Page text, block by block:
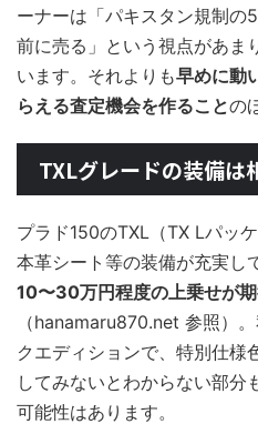
ーナーは「パキスタン規制の
前に売る」という視点があま
います。それよりも早めに動
らえる査定機会を作ることの
TXLグレードの装備は
プラド150のTXL（TX Lパッ
本革シート等の装備が充実し
10〜30万円程度の上乗せが
（hanamaru870.net 参照）
クエディションで、特別仕様
してみないとわからない部分
可能性はあります。